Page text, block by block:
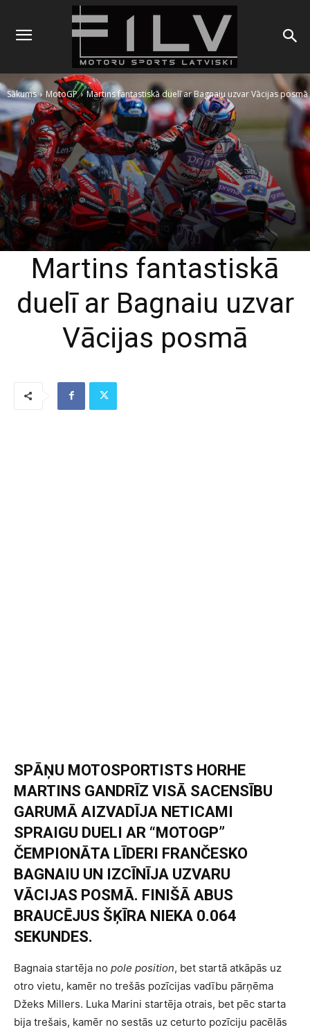
Sākums MotoGP Martins fantastiskā duelī ar Bagnaiu uzvar Vācijas posmā
Martins fantastiskā
duelī ar Bagnaiu uzvar
Vācijas posmā
SPĀŅU MOTOSPORTISTS HORHE
MARTINS GANDRĪZ VISĀ SACENSĪBU
GARUMĀ AIZVADĪJA NETICAMI
SPRAIGU DUELI AR “MOTOGP”
ČEMPIONĀTA LĪDERI FRANČESKO
BAGNAIU UN IZCĪNĪJA UZVARU
VĀCIJAS POSMĀ. FINIŠĀ ABUS
BRAUCĒJUS ŠĶĪRA NIEKA 0.064
SEKUNDES.
Bagnaia startēja no pole position, bet startā atkāpās uz
otro vietu, kamēr no trešās pozīcijas vadību pārņēma
Džeks Millers. Luka Marini startēja otrais, bet pēc starta
bija trešais, kamēr no sestās uz ceturto pozīciju pacēlās